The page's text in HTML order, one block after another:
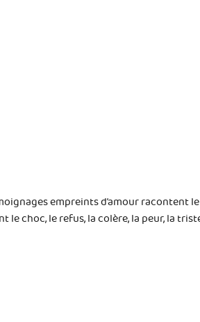
empreints d’amour racontent
choc, le refus, la colère, la peur, la